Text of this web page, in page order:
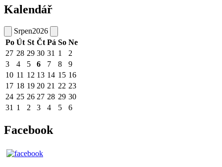
Kalendář
Srpen2026
Po Út St Čt Pá So Ne
27 28 29 30 31 1
2
3
4 5 6 7 8
9
10 11 12 13 14 15 16
17 18 19 20 21 22 23
24 25 26 27 28 29 30
31 1 2 3 4 5 6
Facebook